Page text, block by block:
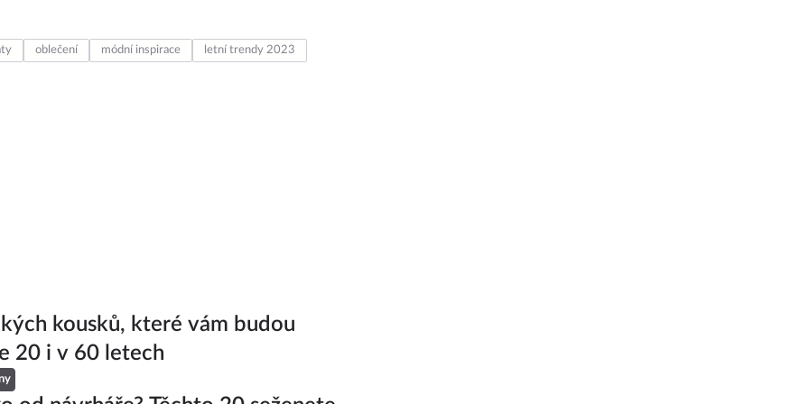
oblečení módní inspirace letní trendy 2023
kousků, které vám budou
20 i v 60 letech